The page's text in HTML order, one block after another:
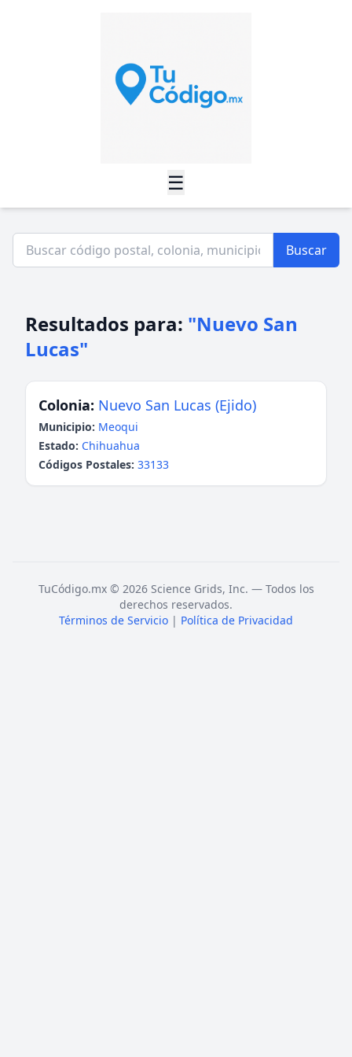
☰
Buscar
Resultados para: "Nuevo San
Lucas"
Colonia: Nuevo San Lucas (Ejido)
Municipio: Meoqui
Estado: Chihuahua
Códigos Postales: 33133
TuCódigo.mx © 2026 Science Grids, Inc. — Todos los
derechos reservados.
Términos de Servicio | Política de Privacidad